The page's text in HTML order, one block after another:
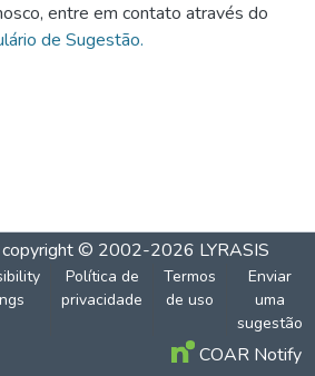
entre em contato através do
de Sugestão.
copyright © 2002-2026 LYRASIS
Política de
privacidade
Termos
de uso
Enviar
uma
sugestão
COAR Notify